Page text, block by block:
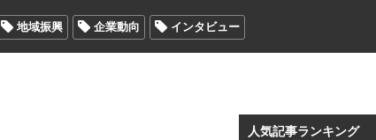
地域振興 企業動向 インタビュー
人気記事ランキング